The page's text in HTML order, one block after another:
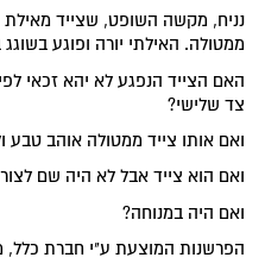
נניח, מקשה השופט, שצייד
ממטולה. האילתי יורה ופוגע
האם הצייד הנפגע לא יהא זכאי
צד שלישי?
ואם אותו צייד ממטולה אוהב טבע
ואם הוא צייד אבל לא היה שם
ואם היה במנוחה?
הפרשנות המוצעת ע"י חברת כלל,